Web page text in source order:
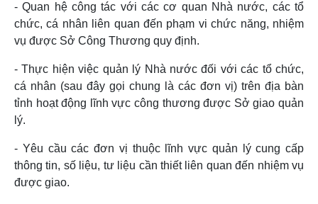
- Quan hệ công tác với các cơ quan Nhà nước, các tổ
chức, cá nhân liên quan đến phạm vi chức năng, nhiệm
vụ được Sở Công Thương quy định.
- Thực hiện việc quản lý Nhà nước đối với các tổ chức,
cá nhân (sau đây gọi chung là các đơn vị) trên địa bàn
tỉnh hoạt động lĩnh vực công thương được Sở giao quản
lý.
- Yêu cầu các đơn vị thuộc lĩnh vực quản lý cung cấp
thông tin, số liệu, tư liệu cần thiết liên quan đến nhiệm vụ
được giao.